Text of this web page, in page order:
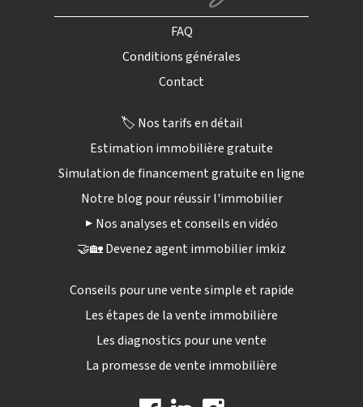
FAQ
Conditions générales
Contact
🏷️ Nos tarifs en détail
Estimation immobilière gratuite
Simulation de financement gratuite en ligne
Notre blog pour réussir l'immobilier
▶️ Nos analyses et conseils en vidéo
🤝🏡 Devenez agent immobilier imkiz
Conseils pour une vente simple et rapide
Les étapes de la vente immobilière
Les diagnostics pour une vente
La promesse de vente immobilière